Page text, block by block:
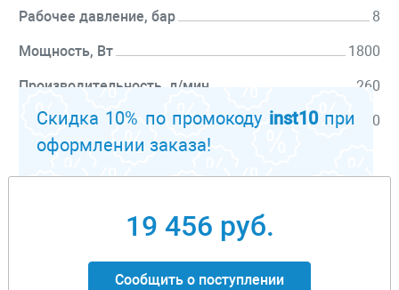
Рабочее давление, бар 8
Мощность, Вт 1800
Производительность, л/мин 260
Объем ресивера, л 50
Перейти к описанию
Скидка 10% по промокоду inst10при
оформлении заказа!
19 456 руб.
Сообщить о поступлении